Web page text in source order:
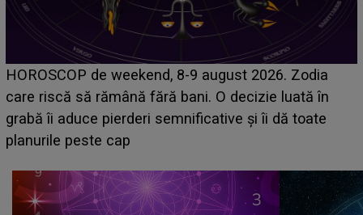
Emanuel a ținut ACEST DETALIU ASCUNS până
acum! În fața Alexandrei, concurentul din Casa Iubirii
face o MĂRTURISIRE NEAȘTEPTATĂ despre mama
sa: "I-am spus și ei în față, eu nu te iubesc pentru